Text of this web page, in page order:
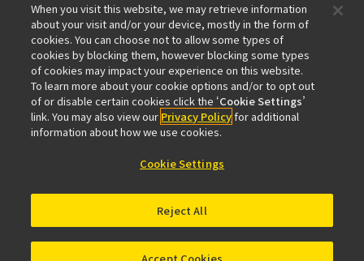
顕微鏡事業100周年
おすすめリンク
メールマガジン登録対物レンズセレクターPubScope
OEMNikon Small World
MicroscopyU
NIKON JOICO AWARD
インダストリー製品（インダストリアルソリューション
半導体露光装置（半導体装置事業）
FPD露光装置（FPD装置事業）
When you visit this website, we may retrieve information
about your visit and/or your device, mostly in the form of
cookies. You can choose not to allow some types of
cookies by blocking them, however blocking some types
of cookies may impact your experience on this website.
To learn more about your cookie options and/or to opt out
of or disable certain cookies click the ‘Cookie Settings’
link. You may also view our Privacy Policyfor additional
information about how we use cookies.
Cookie Settings
Reject All